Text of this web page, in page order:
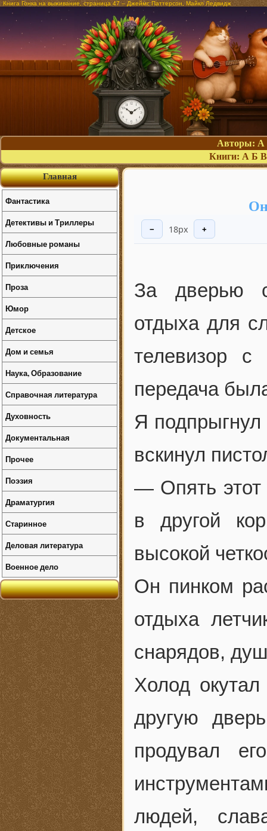
Книга Гонка на выживание, страница 47 – Джеймс Паттерсон, Майкл Ледвидж
Авторы: А
Книги: А Б В
− 18px +
За дверью
отдыха для
телевизор с
передача
Я подпрыгнул
вскинул
— Опять этот
в другой
высокой
Он пинком
отдыха
снарядов,
Холод
другую
продувал
людей,
Главная
Фантастика
Детективы и Триллеры
Любовные романы
Приключения
Проза
Юмор
Детское
Дом и семья
Наука, Образование
Справочная литература
Духовность
Документальная
Прочее
Поэзия
Драматургия
Старинное
Деловая литература
Военное дело